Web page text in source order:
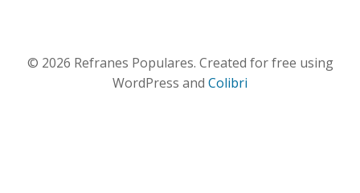
© 2026 Refranes Populares. Created for free using
WordPress and Colibri